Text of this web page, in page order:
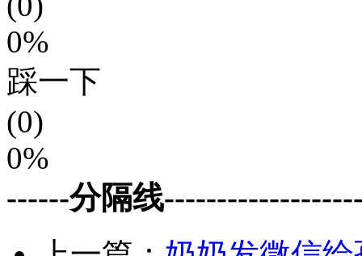
0%
踩一下
(0)
0%
------分隔线